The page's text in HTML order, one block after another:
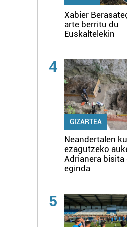
Xabier
arte berritu du
Euskaltelekin
4
GIZARTEA
Neandertalen
ezagutzeko
Adrianera bisita
eginda
5